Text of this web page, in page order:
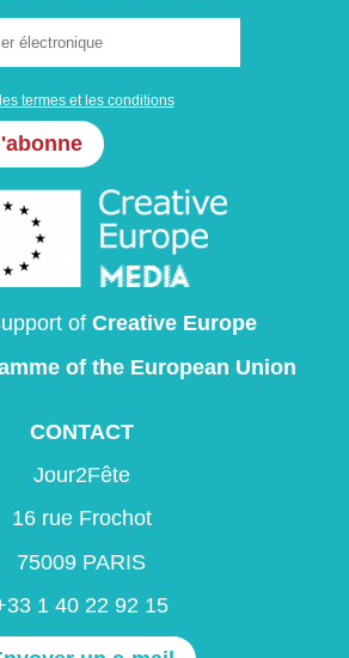
termes et les conditions
of Creative Europe
of the European Union
CONTACT
Jour2Fête
16 rue Frochot
75009 PARIS
1 40 22 92 15